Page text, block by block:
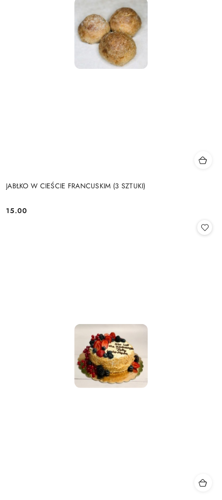
JABŁKO W CIEŚCIE FRANCUSKIM (3 SZTUKI)
Cena:
15.00